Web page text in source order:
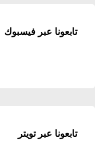
تابعونا عبر فيسبوك
تابعونا عبر تويتر